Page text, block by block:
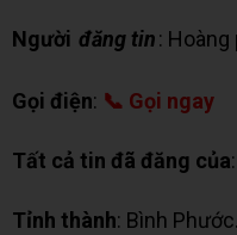
Người đăng tin:
Gọi điện: 📞 Gọi ngay
Tất cả tin đã đăng của:
Tỉnh thành: Bình Phước.